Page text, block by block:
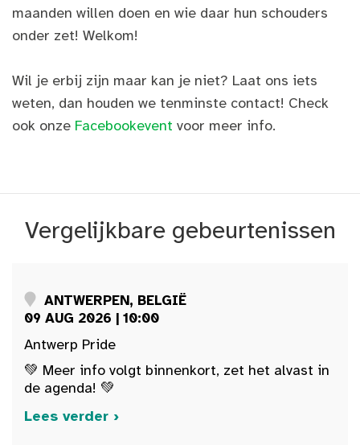
maanden willen doen en wie daar hun schouders
onder zet! Welkom!
Wil je erbij zijn maar kan je niet? Laat ons iets
weten, dan houden we tenminste contact! Check
ook onze Facebookevent voor meer info.
Vergelijkbare gebeurtenissen
ANTWERPEN, BELGIË
09 AUG 2026 | 10:00
Antwerp Pride
💚 Meer info volgt binnenkort, zet het alvast in
de agenda! 💚
Lees verder ›